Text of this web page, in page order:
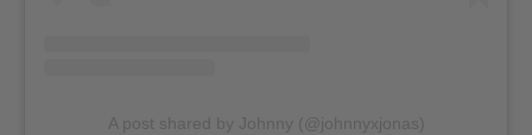
A post shared by Johnny (@johnnyxjonas)